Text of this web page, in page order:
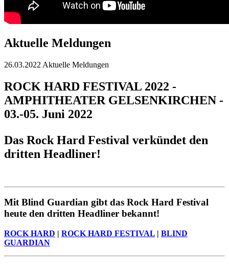
Aktuelle Meldungen
26.03.2022 Aktuelle Meldungen
ROCK HARD FESTIVAL 2022 -
AMPHITHEATER GELSENKIRCHEN -
03.-05. Juni 2022
Das Rock Hard Festival verkündet den
dritten Headliner!
Mit Blind Guardian gibt das Rock Hard Festival
heute den dritten Headliner bekannt!
ROCK HARD | ROCK HARD FESTIVAL | BLIND
GUARDIAN